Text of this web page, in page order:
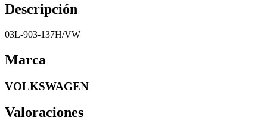
Descripción
03L-903-137H/VW
Marca
VOLKSWAGEN
Valoraciones